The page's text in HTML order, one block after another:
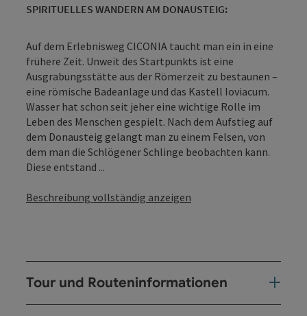
SPIRITUELLES WANDERN AM DONAUSTEIG:
Auf dem Erlebnisweg CICONIA taucht man ein in eine
frühere Zeit. Unweit des Startpunkts ist eine
Ausgrabungsstätte aus der Römerzeit zu bestaunen –
eine römische Badeanlage und das Kastell Ioviacum.
Wasser hat schon seit jeher eine wichtige Rolle im
Leben des Menschen gespielt. Nach dem Aufstieg auf
dem Donausteig gelangt man zu einem Felsen, von
dem man die Schlögener Schlinge beobachten kann.
Diese entstand ...
Beschreibung vollständig anzeigen
Tour und Routeninformationen